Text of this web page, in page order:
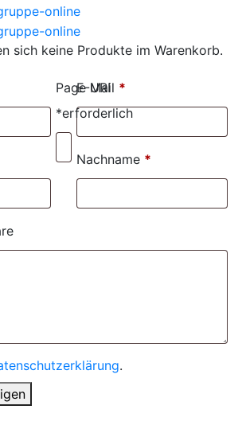
sich keine Produkte im Warenkorb.
E-Mail *
Nachname *
Page URI
*erforderlich
.